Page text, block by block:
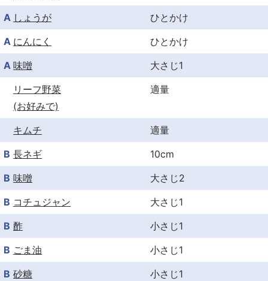
A しょうが
ひとかけ
A にんにく
ひとかけ
A 味噌
大さじ1
リーフ野菜
(お好みで)
適量
キムチ
適量
B 長ネギ
10cm
B 味噌
大さじ2
B コチュジャン
大さじ1
B 酢
小さじ1
B ごま油
小さじ1
B 砂糖
小さじ1